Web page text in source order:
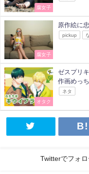
腐女子
腐女子
原作絵に
pickup
オタク
ゼスプリ
作画めっ
ネタ
Twitterでフォロ